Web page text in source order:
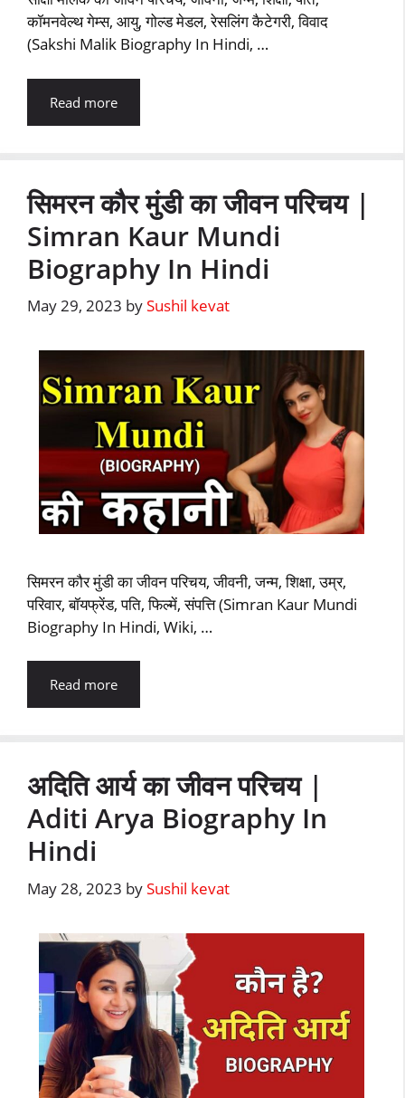
कॉमनवेल्थ गेम्स, आयु, गोल्ड मेडल, रेसलिंग कैटेगरी, विवाद
(Sakshi Malik Biography In Hindi, …
Read more
सिमरन कौर मुंडी का जीवन परिचय |
Simran Kaur Mundi
Biography In Hindi
May 29, 2023 bySushil kevat
सिमरन कौर मुंडी का जीवन परिचय, जीवनी, जन्म, शिक्षा, उम्र,
परिवार, बॉयफ्रेंड, पति, फिल्में, संपत्ति (Simran Kaur Mundi
Biography In Hindi, Wiki, …
Read more
अदिति आर्य का जीवन परिचय |
Aditi Arya Biography In
Hindi
May 28, 2023 bySushil kevat